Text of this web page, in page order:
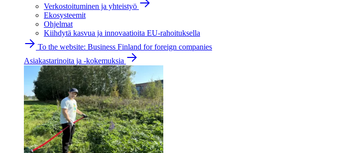
Verkostoituminen ja yhteistyö
Ekosysteemit
Ohjelmat
Kiihdytä kasvua ja innovaatioita EU-rahoituksella
To the website: Business Finland for foreign companies
Asiakastarinoita ja -kokemuksia